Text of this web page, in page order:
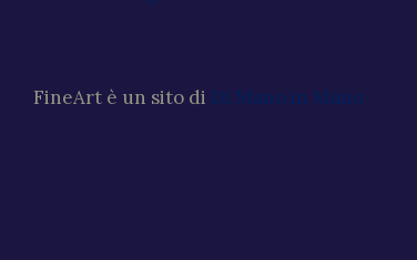
FineArt è un sito di Di Mano in Mano